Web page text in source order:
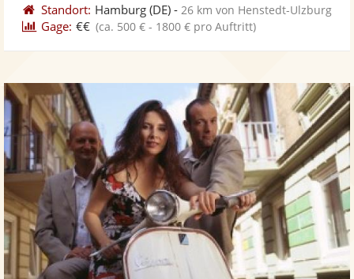
Standort: Hamburg (DE) - 26 km von Henstedt-Ulzburg
Gage: €€ (ca. 500 € - 1800 € pro Auftritt)